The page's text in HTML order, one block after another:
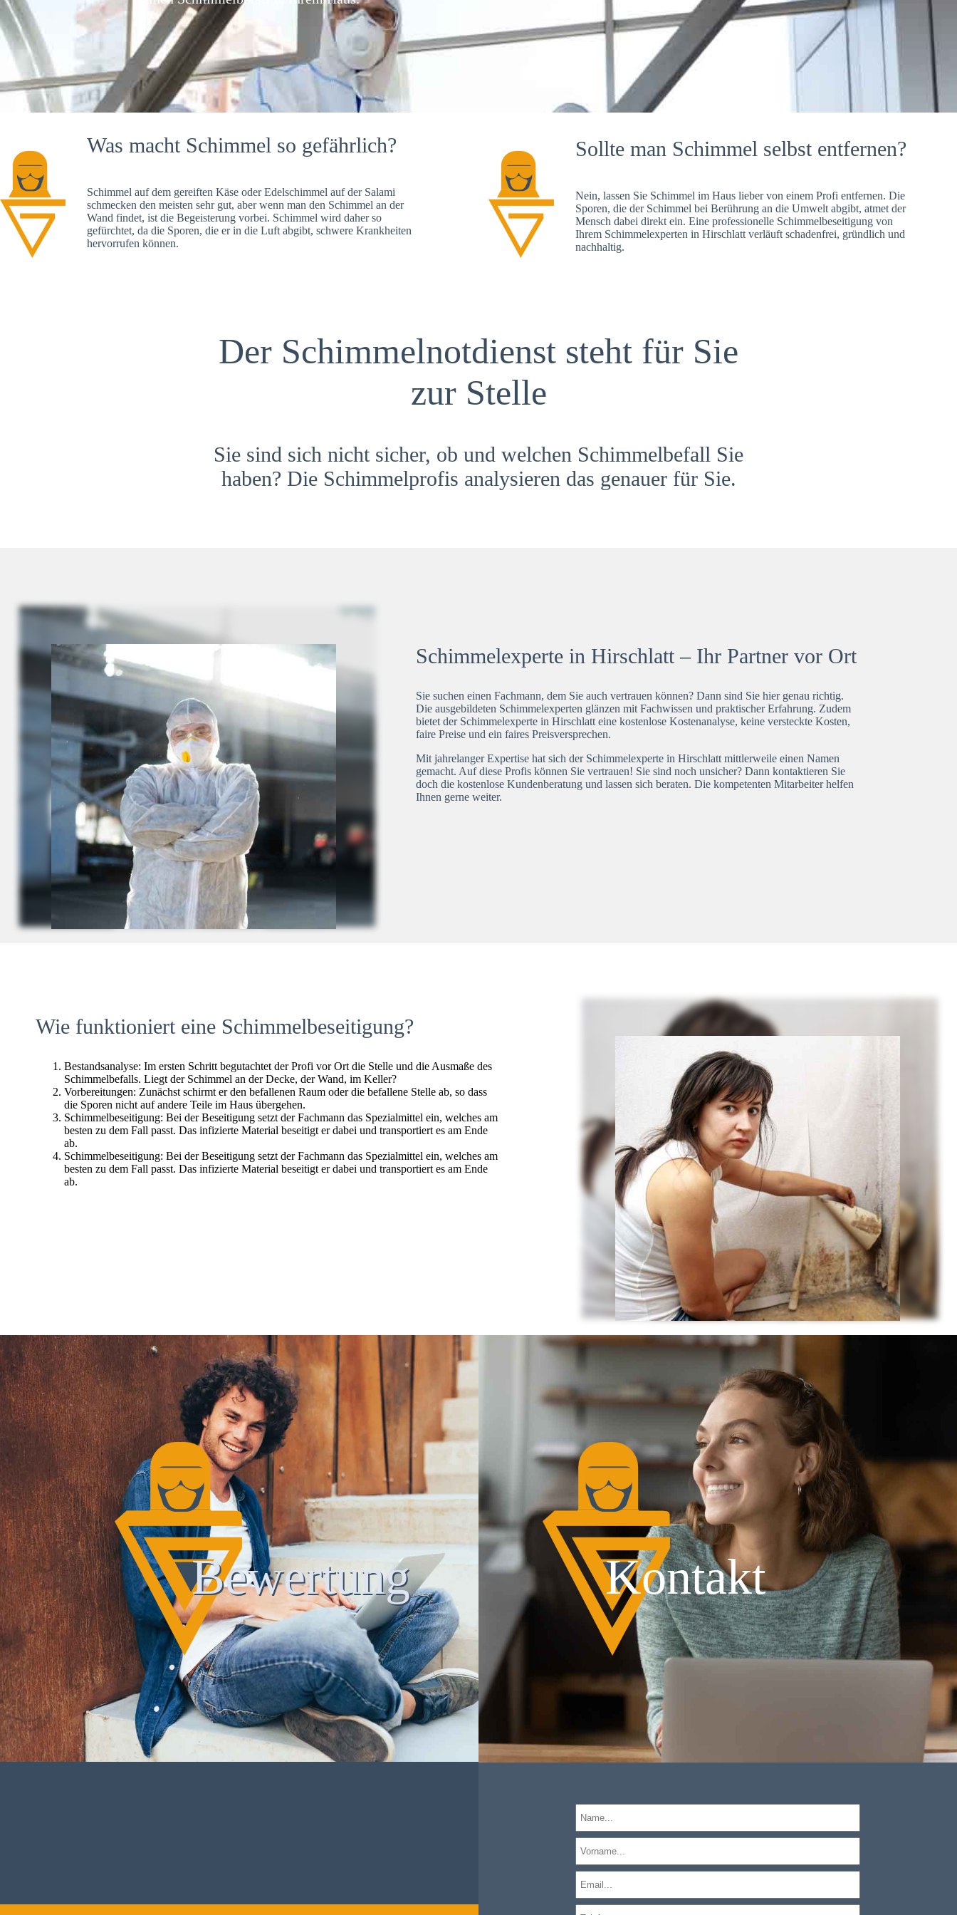
Was macht Schimmel so gefährlich?
Schimmel auf dem gereiften Käse oder Edelschimmel auf der Salami
schmecken den meisten sehr gut, aber wenn man den Schimmel an der
Wand findet, ist die Begeisterung vorbei. Schimmel wird daher so
gefürchtet, da die Sporen, die er in die Luft abgibt, schwere Krankheiten
hervorrufen können.
Sollte man Schimmel selbst entfernen?
Nein, lassen Sie Schimmel im Haus lieber von einem Profi entfernen. Die
Sporen, die der Schimmel bei Berührung an die Umwelt abgibt, atmet der
Mensch dabei direkt ein. Eine professionelle Schimmelbeseitigung von
Ihrem Schimmelexperten in Hirschlatt verläuft schadenfrei, gründlich und
nachhaltig.
Der Schimmelnotdienst steht für Sie
zur Stelle
Sie sind sich nicht sicher, ob und welchen Schimmelbefall Sie
haben? Die Schimmelprofis analysieren das genauer für Sie.
Schimmelexperte in Hirschlatt – Ihr Partner vor Ort
Sie suchen einen Fachmann, dem Sie auch vertrauen können? Dann sind Sie hier genau richtig.
Die ausgebildeten Schimmelexperten glänzen mit Fachwissen und praktischer Erfahrung. Zudem
bietet der Schimmelexperte in Hirschlatt eine kostenlose Kostenanalyse, keine versteckte Kosten,
faire Preise und ein faires Preisversprechen.
Mit jahrelanger Expertise hat sich der Schimmelexperte in Hirschlatt mittlerweile einen Namen
gemacht. Auf diese Profis können Sie vertrauen! Sie sind noch unsicher? Dann kontaktieren Sie
doch die kostenlose Kundenberatung und lassen sich beraten. Die kompetenten Mitarbeiter helfen
Ihnen gerne weiter.
Wie funktioniert eine Schimmelbeseitigung?
Bestandsanalyse: Im ersten Schritt begutachtet der Profi vor Ort die Stelle und die Ausmaße des
Schimmelbefalls. Liegt der Schimmel an der Decke, der Wand, im Keller?
Vorbereitungen: Zunächst schirmt er den befallenen Raum oder die befallene Stelle ab, so dass
die Sporen nicht auf andere Teile im Haus übergehen.
Schimmelbeseitigung: Bei der Beseitigung setzt der Fachmann das Spezialmittel ein, welches am
besten zu dem Fall passt. Das infizierte Material beseitigt er dabei und transportiert es am Ende
ab.
Schimmelbeseitigung: Bei der Beseitigung setzt der Fachmann das Spezialmittel ein, welches am
besten zu dem Fall passt. Das infizierte Material beseitigt er dabei und transportiert es am Ende
ab.
Bewertung Kontakt